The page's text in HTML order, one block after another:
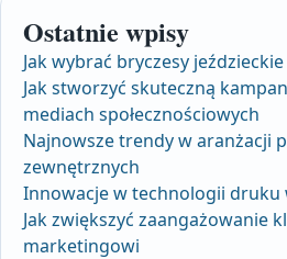
Ostatnie wpisy
Jak wybrać bryczesy
Jak stworzyć skuteczną
mediach społecznościowych
Najnowsze trendy w aranżacji
zewnętrznych
Innowacje w technologii
Jak zwiększyć zaangażowanie
marketingowi